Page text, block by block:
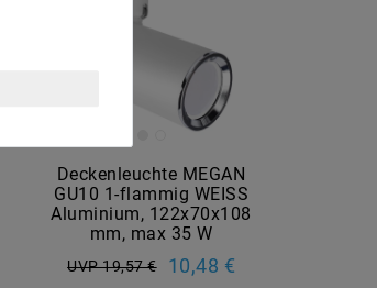
Deckenleuchte MEGAN
GU10 1-flammig WEISS
Aluminium, 122x70x108
mm, max 35 W
UVP 19,57 € 10,48 €